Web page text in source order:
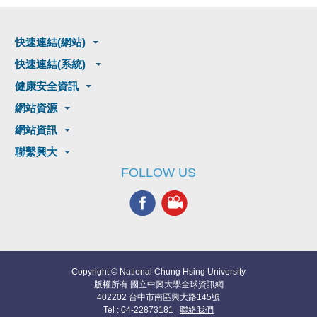
快速連結(網站)
快速連結(系統)
健康安全資訊
網站資源
網站資訊
聯繫興大
FOLLOW US
Copyright © National Chung Hsing University
版權所有 國立中興大學全球資訊網
402202 台中市南區興大路145號
Tel : 04-22873181 聯絡我們